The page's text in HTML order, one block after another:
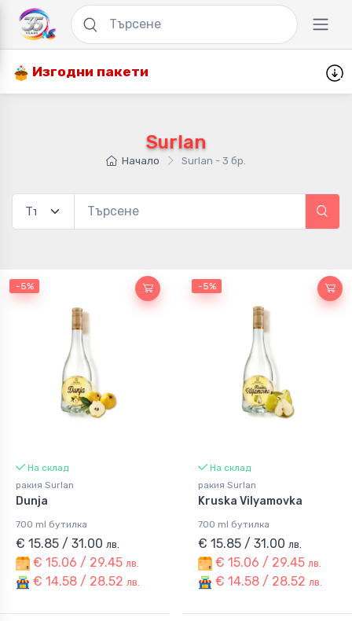
Изгодни пакети
Surlan
Начало Surlan - 3 бр.
-5%
На склад
ракия Surlan
Dunja
700 ml бутилка
€ 15.85 / 31.00 лв.
€ 15.06 / 29.45 лв.
€ 14.58 / 28.52 лв.
-5%
На склад
ракия Surlan
Kruska Vilyamovka
700 ml бутилка
€ 15.85 / 31.00 лв.
€ 15.06 / 29.45 лв.
€ 14.58 / 28.52 лв.